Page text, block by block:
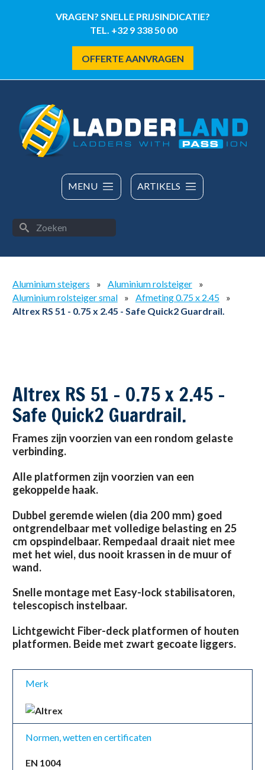
VRAGEN? SNELLE PRIJSINDICATIE?
TEL. +32 9 338 50 00
OFFERTE AANVRAGEN
MENU ARTIKELS
Aluminium steigers » Aluminium rolsteiger
»
Aluminium rolsteiger smal
» Afmeting 0.75 x 2.45
»
Altrex RS 51 - 0.75 x 2.45 - Safe Quick2 Guardrail.
Altrex RS 51 - 0.75 x 2.45 -
Safe Quick2 Guardrail.
Frames zijn voorzien van een rondom gelaste
verbinding.
Alle platformen zijn voorzien van een
gekoppelde haak.
Dubbel geremde wielen (dia 200 mm) goed
ontgrendelbaar met volledige belasting en 25
cm opspindelbaar. Rempedaal draait niet mee
met het wiel, dus nooit krassen in de muur of
wand.
Snelle montage met Easy-lock stabilisatoren,
telescopisch instelbaar.
Lichtgewicht Fiber-deck platformen of houten
platformen. Beide met zwart gecoate liggers.
Merk
Normen, wetten en certificaten
EN 1004